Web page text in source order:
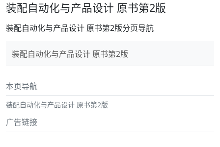
装配自动化与产品设计 原书第2版
装配自动化与产品设计 原书第2版分页导航
装配自动化与产品设计 原书第2版
本页导航
装配自动化与产品设计 原书第2版
广告链接